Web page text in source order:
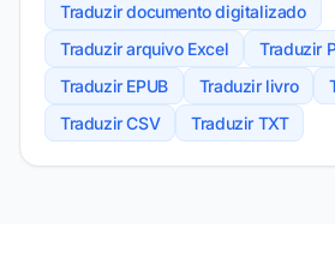
Traduzir documento digitalizado
Traduzir arquivo Excel
Traduzir
Traduzir EPUB
Traduzir livro
Traduzir CSV
Traduzir TXT